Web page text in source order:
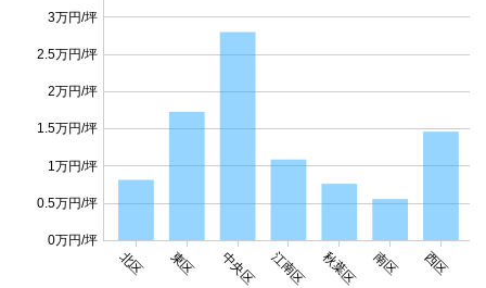
北区 東区 中央区 江南区 秋葉区 南区 西区
0万円/坪
0.5万円/坪
1万円/坪
1.5万円/坪
2万円/坪
2.5万円/坪
3万円/坪